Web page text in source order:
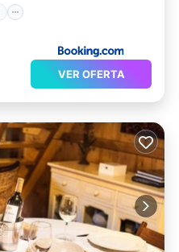
VER OFERTA